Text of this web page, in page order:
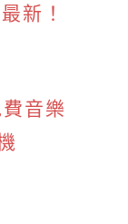
新！
音樂